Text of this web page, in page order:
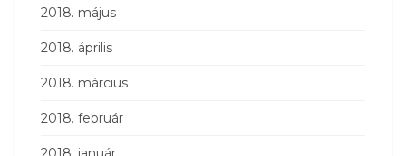
2018. május
2018. április
2018. március
2018. február